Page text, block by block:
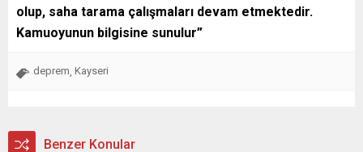
olup, saha tarama çalışmaları devam etmektedir.
Kamuoyunun bilgisine sunulur”
deprem Kayseri
Benzer Konular